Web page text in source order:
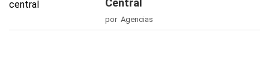
Central
por Agencias